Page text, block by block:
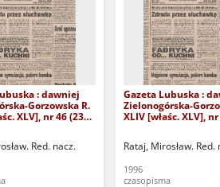
: dawniej
Gorzowska R.
XLV], nr 46 (23
Red. nacz.
Gazeta Lubuska :
Zielonogórska-
XLIV [właśc. XLV],
Rataj, Mirosław. Red.
1996
czasopisma